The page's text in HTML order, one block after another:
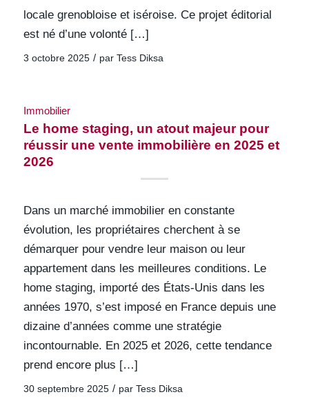
locale grenobloise et iséroise. Ce projet éditorial
est né d’une volonté […]
3 octobre 2025 / par Tess Diksa
Immobilier
Le home staging, un atout majeur pour
réussir une vente immobilière en 2025 et
2026
Dans un marché immobilier en constante
évolution, les propriétaires cherchent à se
démarquer pour vendre leur maison ou leur
appartement dans les meilleures conditions. Le
home staging, importé des États-Unis dans les
années 1970, s’est imposé en France depuis une
dizaine d’années comme une stratégie
incontournable. En 2025 et 2026, cette tendance
prend encore plus […]
30 septembre 2025 / par Tess Diksa